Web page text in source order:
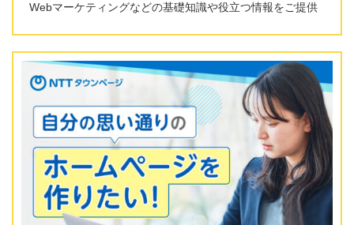
Webマーケティングなどの基礎知識や役立つ情報をご提供